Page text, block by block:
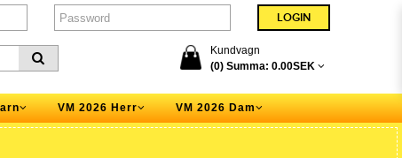
Kundvagn
(0) Summa: 0.00SEK
VM 2026 Herr VM 2026 Dam